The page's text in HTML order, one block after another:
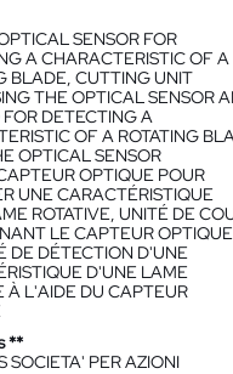
SENSOR FOR
A CHARACTERISTIC OF A
BLADE, CUTTING UNIT
THE OPTICAL SENSOR
DETECTING A
OF A ROTATING
OPTICAL SENSOR
OPTIQUE POUR
UNE CARACTÉRISTIQUE
ROTATIVE, UNITÉ DE
LE CAPTEUR
DE DÉTECTION D'UNE
D'UNE LAME
À L'AIDE DU CAPTEUR
**
SOCIETA' PER AZIONI